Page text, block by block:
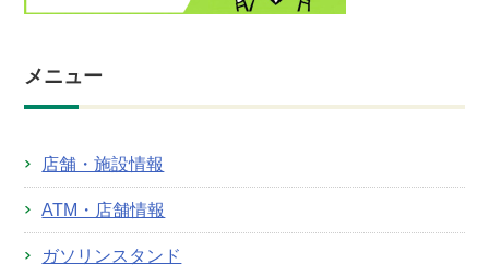
メニュー
店舗・施設情報
ATM・店舗情報
ガソリンスタンド